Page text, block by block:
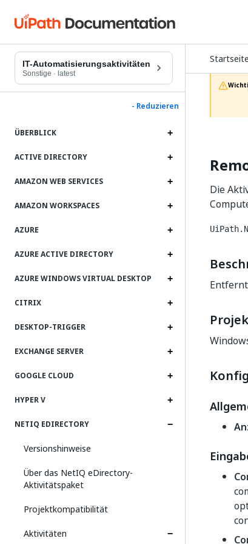
IT-Automatisierungsaktivitäten
Sonstige · latest
- Reduzieren
ÜBERBLICK
ACTIVE DIRECTORY
AMAZON WEB SERVICES
AMAZON WORKSPACES
AZURE
AZURE ACTIVE DIRECTORY
AZURE WINDOWS VIRTUAL DESKTOP
CITRIX
DESKTOP-TRIGGER
EXCHANGE SERVER
GOOGLE CLOUD
HYPER V
NETIQ EDIRECTORY
Versionshinweise
Über das NetIQ eDirectory-
Aktivitätspaket
Projektkompatibilität
Aktivitäten
Startseite
Die